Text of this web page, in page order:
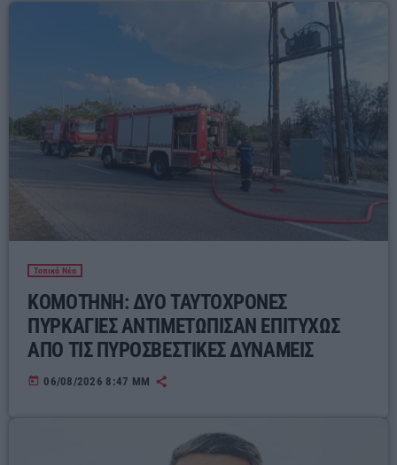
Τοπικά Νέα
ΚΟΜΟΤΗΝΗ: ΔΥΟ ΤΑΥΤΟΧΡΟΝΕΣ
ΠΥΡΚΑΓΙΕΣ ΑΝΤΙΜΕΤΩΠΙΣΑΝ ΕΠΙΤΥΧΩΣ
ΑΠΟ ΤΙΣ ΠΥΡΟΣΒΕΣΤΙΚΕΣ ΔΥΝΑΜΕΙΣ
today 06/08/2026 8:47 ΜΜ